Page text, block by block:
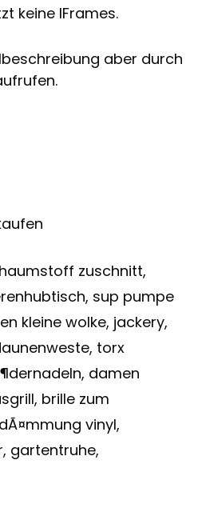
keine IFrames.
aber durch
zuschnitt,
sup pumpe
kleine wolke, jackery,
torx
damen
brille zum
vinyl,
gartentruhe,